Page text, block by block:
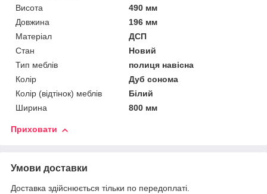
Висота
490 мм
Довжина
196 мм
Матеріал
ДСП
Стан
Новий
Тип меблів
полиця навісна
Колір
Дуб сонома
Колір (відтінок) меблів
Білий
Ширина
800 мм
Приховати
Умови доставки
Доставка здійснюється тільки по передоплаті.